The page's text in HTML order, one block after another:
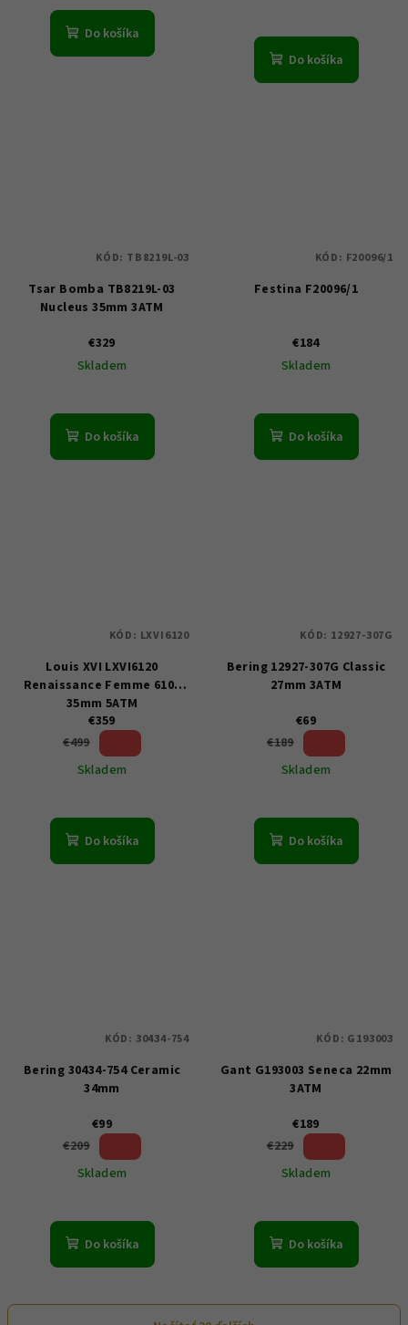
Do košíka
Do košíka
Tsar Bomba TB8219L-03
Nucleus 35mm 3ATM
€329
Skladem
Do košíka
KÓD: TB8219L-03
Festina F20096/1
€184
Skladem
Do košíka
KÓD: F20096/1
Louis XVI LXVI6120
Renaissance Femme 6100
35mm 5ATM
€359
€499
Skladem
Do košíka
KÓD: LXVI6120
Bering 12927-307G Classic
27mm 3ATM
€69
€189
Skladem
Do košíka
KÓD: 12927-307G
Bering 30434-754 Ceramic
34mm
€99
€209
Skladem
Do košíka
KÓD: 30434-754
Gant G193003 Seneca 22mm
3ATM
€189
€229
Skladem
Do košíka
KÓD: G193003